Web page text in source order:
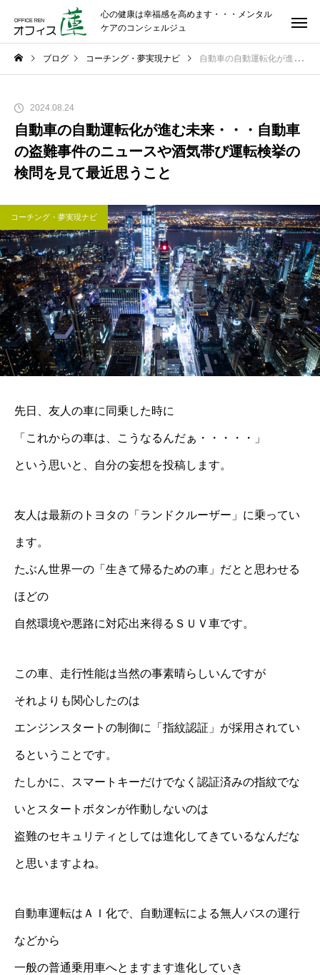
心の健康は幸福感を高めます・・・メンタル
ケアのコンシェルジュ
ブログ コーチング・夢実現ナビ 自動車の自動運転化が進む未来・・・自動車の盗難事件のニュースや酒気帯び運転検挙の検問を見て最近思うこと
2024.08.24
自動車の自動運転化が進む未来・・・自動車
の盗難事件のニュースや酒気帯び運転検挙の
検問を見て最近思うこと
コーチング・夢実現ナビ
先日、友人の車に同乗した時に
「これからの車は、こうなるんだぁ・・・・・」
という思いと、自分の妄想を投稿します。
友人は最新のトヨタの「ランドクルーザー」に乗ってい
ます。
たぶん世界一の「生きて帰るための車」だとと思わせる
ほどの
自然環境や悪路に対応出来得るＳＵＶ車です。
この車、走行性能は当然の事素晴らしいんですが
それよりも関心したのは
エンジンスタートの制御に「指紋認証」が採用されてい
るということです。
たしかに、スマートキーだけでなく認証済みの指紋でな
いとスタートボタンが作動しないのは
盗難のセキュリティとしては進化してきているなんだな
と思いますよね。
自動車運転はＡＩ化で、自動運転による無人バスの運行
などから
一般の普通乗用車へとますます進化していき